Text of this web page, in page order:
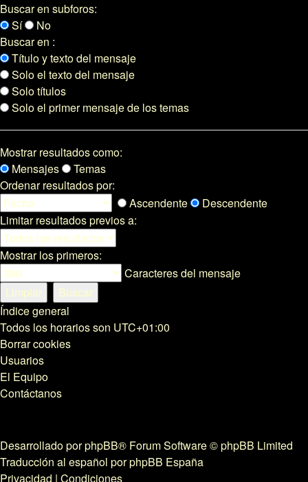
Buscar en subforos:
Sí
No
Buscar en :
Título y texto del mensaje
Solo el texto del mensaje
Solo títulos
Solo el primer mensaje de los temas
Mostrar resultados como:
Mensajes
Temas
Ordenar resultados por:
Ascendente
Descendente
Limitar resultados previos a:
Mostrar los primeros:
Caracteres del mensaje
Índice general
Todos los horarios son UTC+01:00
Borrar cookies
Usuarios
El Equipo
Contáctanos
Desarrollado porphpBB® Forum Software © phpBB Limited
Traducción al español porphpBB España
Privacidad | Condiciones